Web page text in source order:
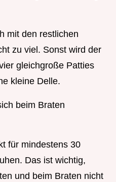
mit den restlichen
zu viel. Sonst wird der
gleichgroße Patties
kleine Delle.
beim Braten
für mindestens 30
Das ist wichtig,
und beim Braten nicht